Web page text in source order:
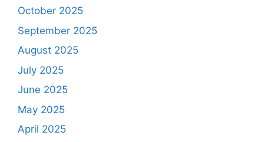
October 2025
September 2025
August 2025
July 2025
June 2025
May 2025
April 2025